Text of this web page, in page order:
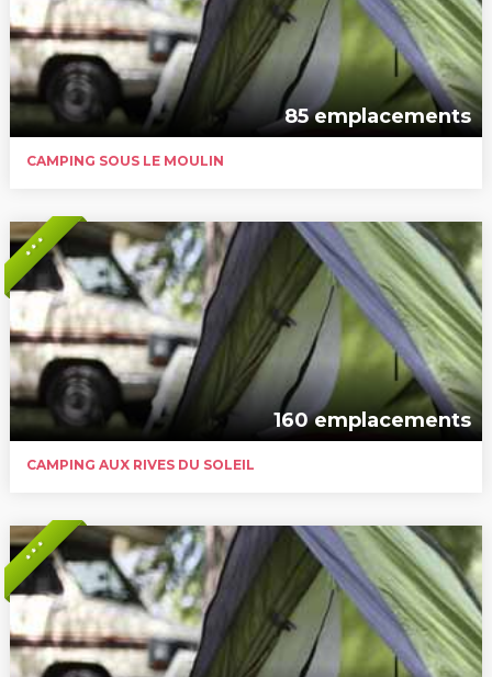
85 emplacements
CAMPING SOUS LE MOULIN
* * *
160 emplacements
CAMPING AUX RIVES DU SOLEIL
* * *